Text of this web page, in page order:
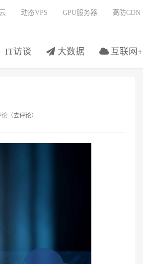
IT访谈 大数据 互联网+
动态VPS GPU服务器 高防CDN
论（去评论）